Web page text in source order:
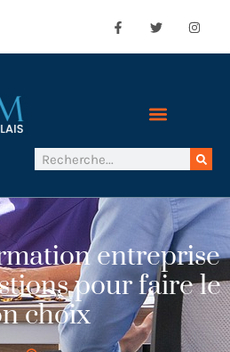
entreprise
pour faire le
choix